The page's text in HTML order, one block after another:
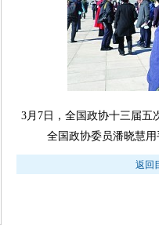
3月7日，全国政协十三届五
全国政协委员潘晓慧
返回